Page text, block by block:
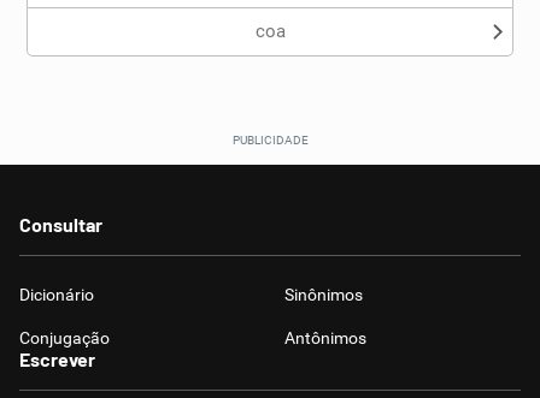
coa
Consultar
Dicionário Sinônimos
Conjugação Antônimos
Escrever